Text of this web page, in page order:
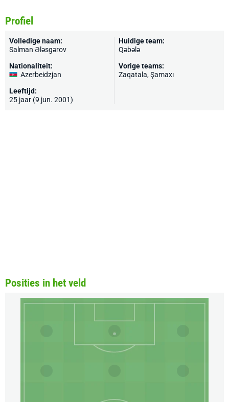
Profiel
Volledige naam:
Salman Ələsgərov
Nationaliteit:
Azerbeidzjan
Leeftijd:
25 jaar (9 jun. 2001)
Huidige team:
Qəbələ
Vorige teams:
Zaqatala, Şamaxı
Posities in het veld